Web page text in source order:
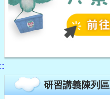
:::
研習講義陳列區